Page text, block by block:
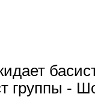
группы -